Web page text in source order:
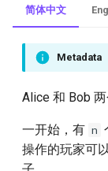
引
323
321
89
87
简体中文
Metadata
Alice 和 Bob
一开始，有 n
操作的玩家可